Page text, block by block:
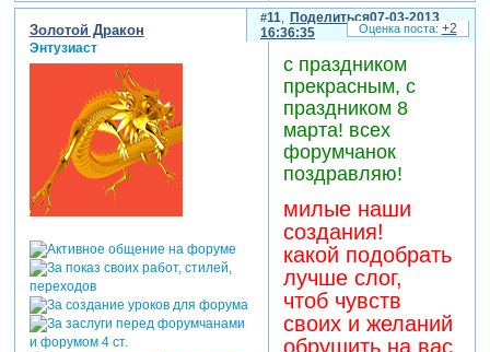
Поделиться
11
07-03-2013
16:36:35
Золотой Дракон
Энтузиаст
с праздником
прекрасным, с
праздником 8
марта! всех
форумчанок
поздравляю!
милые наши
создания!
какой подобрать
лучше слог,
чтоб чувств
своих и желаний
обрушить на вас
+2